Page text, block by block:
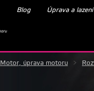
Blog Úprava a lazení
Motor, úprava motoru >